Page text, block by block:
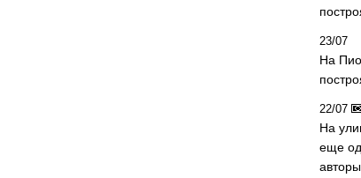
23/07
На
22/07
На
еще